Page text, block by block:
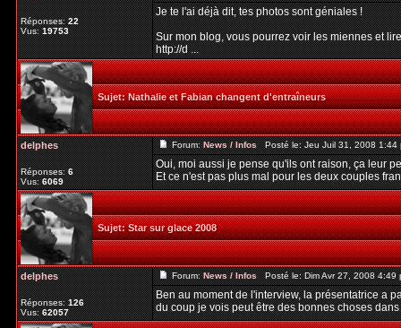
Réponses:22
Vus:19753
Je te l'ai déjà dit, tes photos sont géniales !
Sur mon blog, vous pourrez voir les miennes et
http://d ...
Sujet:Nathalie et Fabian changent d'entraîneurs
delphes
Réponses:6
Vus:6069
Forum:News / InfosPosté le: Jeu Juil 31, 2008
Oui, moi aussi je pense qu'ils ont raison, ça leur
Et ce n'est pas plus mal pour les deux couples
Sujet:Star sur glace 2008
delphes
Réponses:126
Vus:62057
Forum:News / InfosPosté le: Dim Avr 27, 2008
Ben au moment de l'interview, la présentatrice a
du coup je vois peut être des bonnes choses dans